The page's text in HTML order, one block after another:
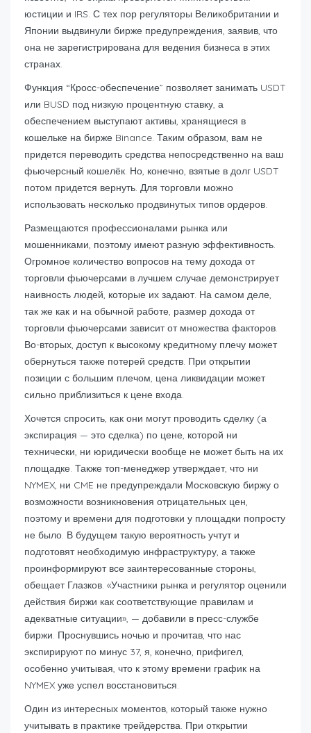
юстиции и IRS. С тех пор регуляторы Великобритании и
Японии выдвинули бирже предупреждения, заявив, что
она не зарегистрирована для ведения бизнеса в этих
странах.
Функция “Кросс-обеспечение” позволяет занимать USDT
или BUSD под низкую процентную ставку, а
обеспечением выступают активы, хранящиеся в
кошельке на бирже Binance. Таким образом, вам не
придется переводить средства непосредственно на ваш
фьючерсный кошелёк. Но, конечно, взятые в долг USDT
потом придется вернуть. Для торговли можно
использовать несколько продвинутых типов ордеров.
Размещаются профессионалами рынка или
мошенниками, поэтому имеют разную эффективность.
Огромное количество вопросов на тему дохода от
торговли фьючерсами в лучшем случае демонстрирует
наивность людей, которые их задают. На самом деле,
так же как и на обычной работе, размер дохода от
торговли фьючерсами зависит от множества факторов.
Во-вторых, доступ к высокому кредитному плечу может
обернуться также потерей средств. При открытии
позиции с большим плечом, цена ликвидации может
сильно приблизиться к цене входа.
Хочется спросить, как они могут проводить сделку (а
экспирация — это сделка) по цене, которой ни
технически, ни юридически вообще не может быть на их
площадке. Также топ-менеджер утверждает, что ни
NYMEX, ни CME не предупреждали Московскую биржу о
возможности возникновения отрицательных цен,
поэтому и времени для подготовки у площадки попросту
не было. В будущем такую вероятность учтут и
подготовят необходимую инфраструктуру, а также
проинформируют все заинтересованные стороны,
обещает Глазков. «Участники рынка и регулятор оценили
действия биржи как соответствующие правилам и
адекватные ситуации», — добавили в пресс-службе
биржи. Проснувшись ночью и прочитав, что нас
экспирируют по минус 37, я, конечно, прифигел,
особенно учитывая, что к этому времени график на
NYMEX уже успел восстановиться.
Один из интересных моментов, который также нужно
учитывать в практике трейдерства. При открытии